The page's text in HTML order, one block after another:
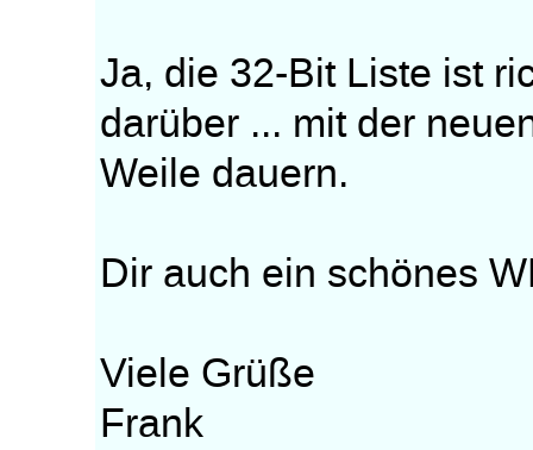
Ja, die 32-Bit Liste ist
darüber ... mit der
Weile dauern.
Dir auch ein schönes
Viele Grüße
Frank